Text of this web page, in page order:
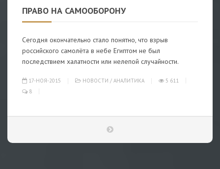
ПРАВО НА САМООБОРОНУ
Сегодня окончательно стало понятно, что взрыв
российского самолёта в небе Египтом не был
последствием халатности или нелепой случайности.
17-НОЯ-2015 НОВОСТИ / АНАЛИТИКА
5 611
8